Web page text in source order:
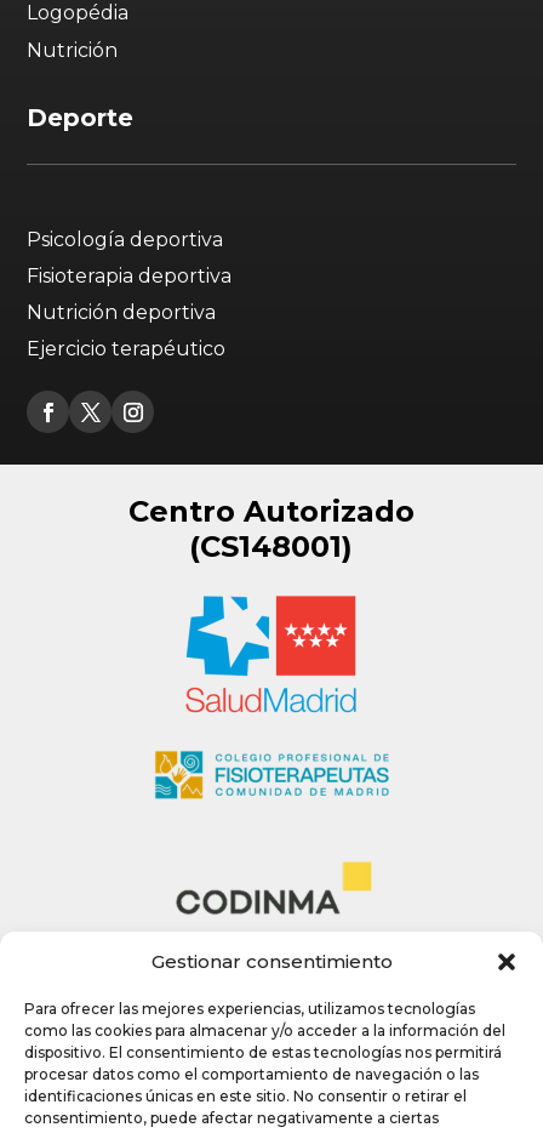
Gestionar consentimiento
Para ofrecer las mejores experiencias, utilizamos tecnologías
como las cookies para almacenar y/o acceder a la información del
dispositivo. El consentimiento de estas tecnologías nos permitirá
procesar datos como el comportamiento de navegación o las
identificaciones únicas en este sitio. No consentir o retirar el
consentimiento, puede afectar negativamente a ciertas
Logopédia
Nutrición
Deporte
Psicología deportiva
Fisioterapia deportiva
Nutrición deportiva
Ejercicio terapéutico
Centro Autorizado
(CS148001)